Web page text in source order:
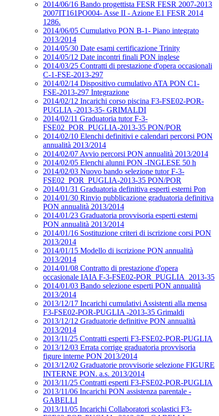
2014/06/16 Bando progettista FESR FESR 2007-2013
2007IT161PO004- Asse II - Azione E1 FESR 2014
1286.
2014/06/05 Cumulativo PON B-1- Piano integrato
2013/2014
2014/05/30 Date esami certificazione Trinity
2014/05/12 Date incontri finali PON inglese
2014/03/25 Contratti di prestazione d'opera occasionali
C-1-FSE-2013-297
2014/02/14 Dispositivo cumulativo ATA PON C1-
FSE-2013-297 Integrazione
2014/02/12 Incarichi corso piscina F3-FSE02-POR-
PUGLIA -2013-35- GRIMALDI
2014/02/11 Graduatoria tutor F-3-
FSE02_POR_PUGLIA-2013-35 PON/POR
2014/02/10 Elenchi definitivi e calendari percorsi PON
annualità 2013/2014
2014/02/07 Avvio percorsi PON annualità 2013/2014
2014/02/05 Elenchi alunni PON -INGLESE 50 h
2014/02/03 Nuovo bando selezione tutor F-3-
FSE02_POR_PUGLIA-2013-35 PON/POR
2014/01/31 Graduatoria definitiva esperti esterni Pon
2014/01/30 Rinvio pubblicazione graduatoria definitiva
PON annualità 2013/2014
2014/01/23 Graduatoria provvisoria esperti esterni
PON annualità 2013/2014
2014/01/16 Sostituzione criteri di iscrizione corsi PON
2013/2014
2014/01/15 Modello di iscrizione PON annualità
2013/2014
2014/01/08 Contratto di prestazione d'opera
occasionale IAIA F-3-FSE02-POR_PUGLIA_2013-35
2014/01/03 Bando selezione esperti PON annualità
2013/2014
2013/12/17 Incarichi cumulativi Assistenti alla mensa
F3-FSE02-POR-PUGLIA -2013-35 Grimaldi
2013/12/12 Graduatorie definitive PON annualità
2013/2014
2013/11/25 Contratti esperti F3-FSE02-POR-PUGLIA
2013/12/03 Errata corrige graduatoria provvisoria
figure interne PON 2013/2014
2013/12/02 Graduatorie provvisorie selezione FIGURE
INTERNE PON. a.s. 2013/2014
2013/11/25 Contratti esperti F3-FSE02-POR-PUGLIA
2013/11/06 Incarichi PON assistenza parentale -
GABELLI
2013/11/05 Incarichi Collaboratori scolastici F3-